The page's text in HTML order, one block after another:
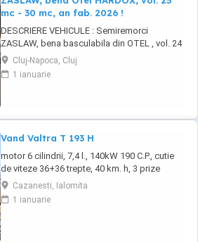
mc - 30 mc, an fab. 2026 !
DESCRIERE VEHICULE : Semiremorci
ZASLAW, bena basculabila din OTEL , vol. 24
mc - 30 mc, (stoc nou 2026 sau in fabricatie
ZASLAW) . DETALII: - Semiremorci
basculabile pe 3 axe, bena constructie din
Polonia ...
Cluj-Napoca, Cluj
1 ianuarie
Vand Valtra T 193 H
motor 6 cilindrii, 7,4 l., 140kW 190 C.P., cutie
de viteze 36+36 trepte, 40 km. h, 3 prize
hidraulice, 650 65 r 42 spate, 540 65 r 30,
6.240 ore, an 2013, TVA inclus în preț.
Cazanesti, Ialomita
1 ianuarie